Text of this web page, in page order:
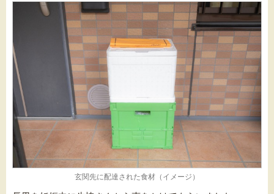
玄関先に配達された食材（イメージ）